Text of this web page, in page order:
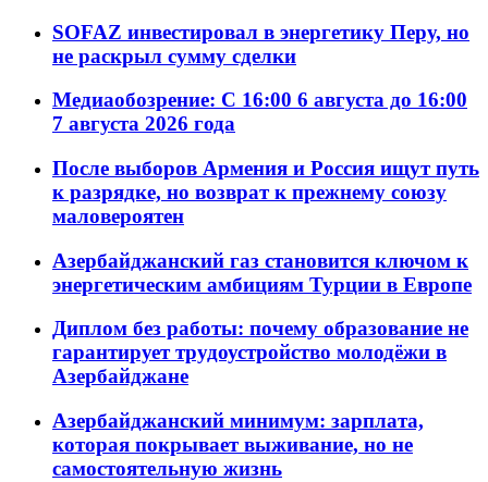
SOFAZ инвестировал в энергетику Перу, но
не раскрыл сумму сделки
Медиаобозрение: С 16:00 6 августа до 16:00
7 августа 2026 года
После выборов Армения и Россия ищут путь
к разрядке, но возврат к прежнему союзу
маловероятен
Азербайджанский газ становится ключом к
энергетическим амбициям Турции в Европе
Диплом без работы: почему образование не
гарантирует трудоустройство молодёжи в
Азербайджане
Азербайджанский минимум: зарплата,
которая покрывает выживание, но не
самостоятельную жизнь